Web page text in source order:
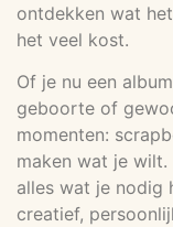
ontdekken wat
het veel kost.
Of je nu een
geboorte of
momenten:
maken wat je
alles wat je nodig
creatief,